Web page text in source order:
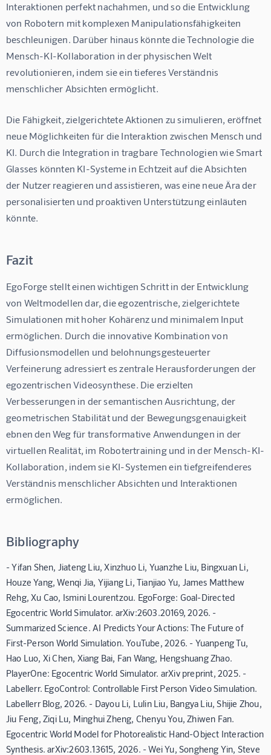
Interaktionen perfekt nachahmen, und so die Entwicklung
von Robotern mit komplexen Manipulationsfähigkeiten
beschleunigen. Darüber hinaus könnte die Technologie die
Mensch-KI-Kollaboration in der physischen Welt
revolutionieren, indem sie ein tieferes Verständnis
menschlicher Absichten ermöglicht.
Die Fähigkeit, zielgerichtete Aktionen zu simulieren, eröffnet
neue Möglichkeiten für die Interaktion zwischen Mensch und
KI. Durch die Integration in tragbare Technologien wie Smart
Glasses könnten KI-Systeme in Echtzeit auf die Absichten
der Nutzer reagieren und assistieren, was eine neue Ära der
personalisierten und proaktiven Unterstützung einläuten
könnte.
Fazit
EgoForge stellt einen wichtigen Schritt in der Entwicklung
von Weltmodellen dar, die egozentrische, zielgerichtete
Simulationen mit hoher Kohärenz und minimalem Input
ermöglichen. Durch die innovative Kombination von
Diffusionsmodellen und belohnungsgesteuerter
Verfeinerung adressiert es zentrale Herausforderungen der
egozentrischen Videosynthese. Die erzielten
Verbesserungen in der semantischen Ausrichtung, der
geometrischen Stabilität und der Bewegungsgenauigkeit
ebnen den Weg für transformative Anwendungen in der
virtuellen Realität, im Robotertraining und in der Mensch-KI-
Kollaboration, indem sie KI-Systemen ein tiefgreifenderes
Verständnis menschlicher Absichten und Interaktionen
ermöglichen.
Bibliography
- Yifan Shen, Jiateng Liu, Xinzhuo Li, Yuanzhe Liu, Bingxuan Li,
Houze Yang, Wenqi Jia, Yijiang Li, Tianjiao Yu, James Matthew
Rehg, Xu Cao, Ismini Lourentzou. EgoForge: Goal-Directed
Egocentric World Simulator. arXiv:2603.20169, 2026. -
Summarized Science. AI Predicts Your Actions: The Future of
First-Person World Simulation. YouTube, 2026. - Yuanpeng Tu,
Hao Luo, Xi Chen, Xiang Bai, Fan Wang, Hengshuang Zhao.
PlayerOne: Egocentric World Simulator. arXiv preprint, 2025. -
Labellerr. EgoControl: Controllable First Person Video Simulation.
Labellerr Blog, 2026. - Dayou Li, Lulin Liu, Bangya Liu, Shijie Zhou,
Jiu Feng, Ziqi Lu, Minghui Zheng, Chenyu You, Zhiwen Fan.
Egocentric World Model for Photorealistic Hand-Object Interaction
Synthesis. arXiv:2603.13615, 2026. - Wei Yu, Songheng Yin, Steve